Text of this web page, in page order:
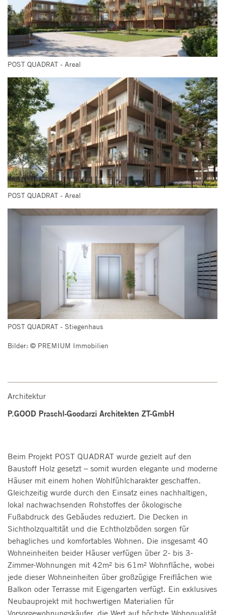
POST QUADRAT - Areal
POST QUADRAT - Areal
POST QUADRAT - Stiegenhaus
Bilder: © PREMIUM Immobilien
Architektur
P.GOOD Praschl-Goodarzi Architekten ZT-GmbH
Beim Projekt POST QUADRAT wurde gezielt auf den
Baustoff Holz gesetzt – somit wurden elegante und moderne
Häuser mit einem hohen Wohlfühlcharakter geschaffen.
Gleichzeitig wurde durch den Einsatz eines nachhaltigen,
lokal nachwachsenden Rohstoffes der ökologische
Fußabdruck des Gebäudes reduziert. Die Decken in
Sichtholzqualtität und die Echtholzböden sorgen für
behagliches und komfortables Wohnen. Die insgesamt 40
Wohneinheiten beider Häuser verfügen über 2- bis 3-
Zimmer-Wohnungen mit 42m² bis 61m² Wohnfläche, wobei
jede dieser Wohneinheiten über großzügige Freiflächen wie
Balkon oder Terrasse mit Eigengarten verfügt. Ein exklusives
Neubauprojekt mit hochwertigen Materialien für